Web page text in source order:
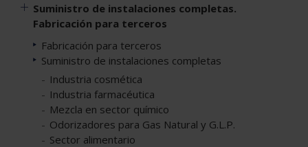
Suministro de instalaciones completas.
Fabricación para terceros
Fabricación para terceros
Suministro de instalaciones completas
Industria cosmética
Industria farmacéutica
Mezcla en sector químico
Odorizadores para Gas Natural y G.L.P.
Sector alimentario